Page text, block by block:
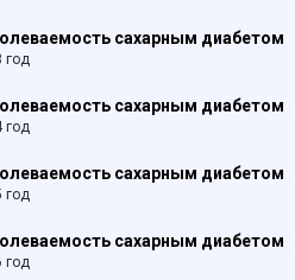
сахарным диабетом
год
сахарным диабетом
год
сахарным диабетом
год
сахарным диабетом
год